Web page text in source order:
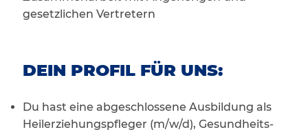
gesetzlichen Vertretern
DEIN PROFIL FÜR UNS:
Du hast eine abgeschlossene Ausbildung als
Heilerziehungspfleger (m/w/d), Gesundheits-